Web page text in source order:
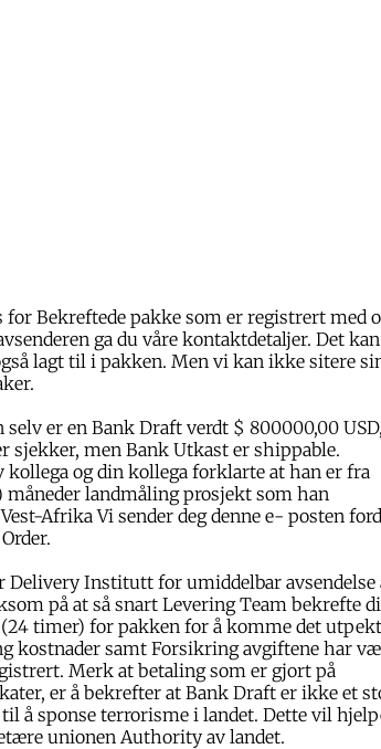
Bekreftede pakke som er registrert med
ga du våre kontaktdetaljer. Det kan
lagt til i pakken. Men vi kan ikke sitere
er en Bank Draft verdt $ 800000,00 USD,
sjekker, men Bank Utkast er shippable.
og din kollega forklarte at han er fra
landmåling prosjekt som han
Afrika Vi sender deg denne e- posten
Delivery Institutt for umiddelbar avsendelse
på at så snart Levering Team bekrefte
timer) for pakken for å komme det
kostnader samt Forsikring avgiftene har
Merk at betaling som er gjort på
er å bekrefter at Bank Draft er ikke et
å sponse terrorisme i landet. Dette vil
unionen Authority av landet.